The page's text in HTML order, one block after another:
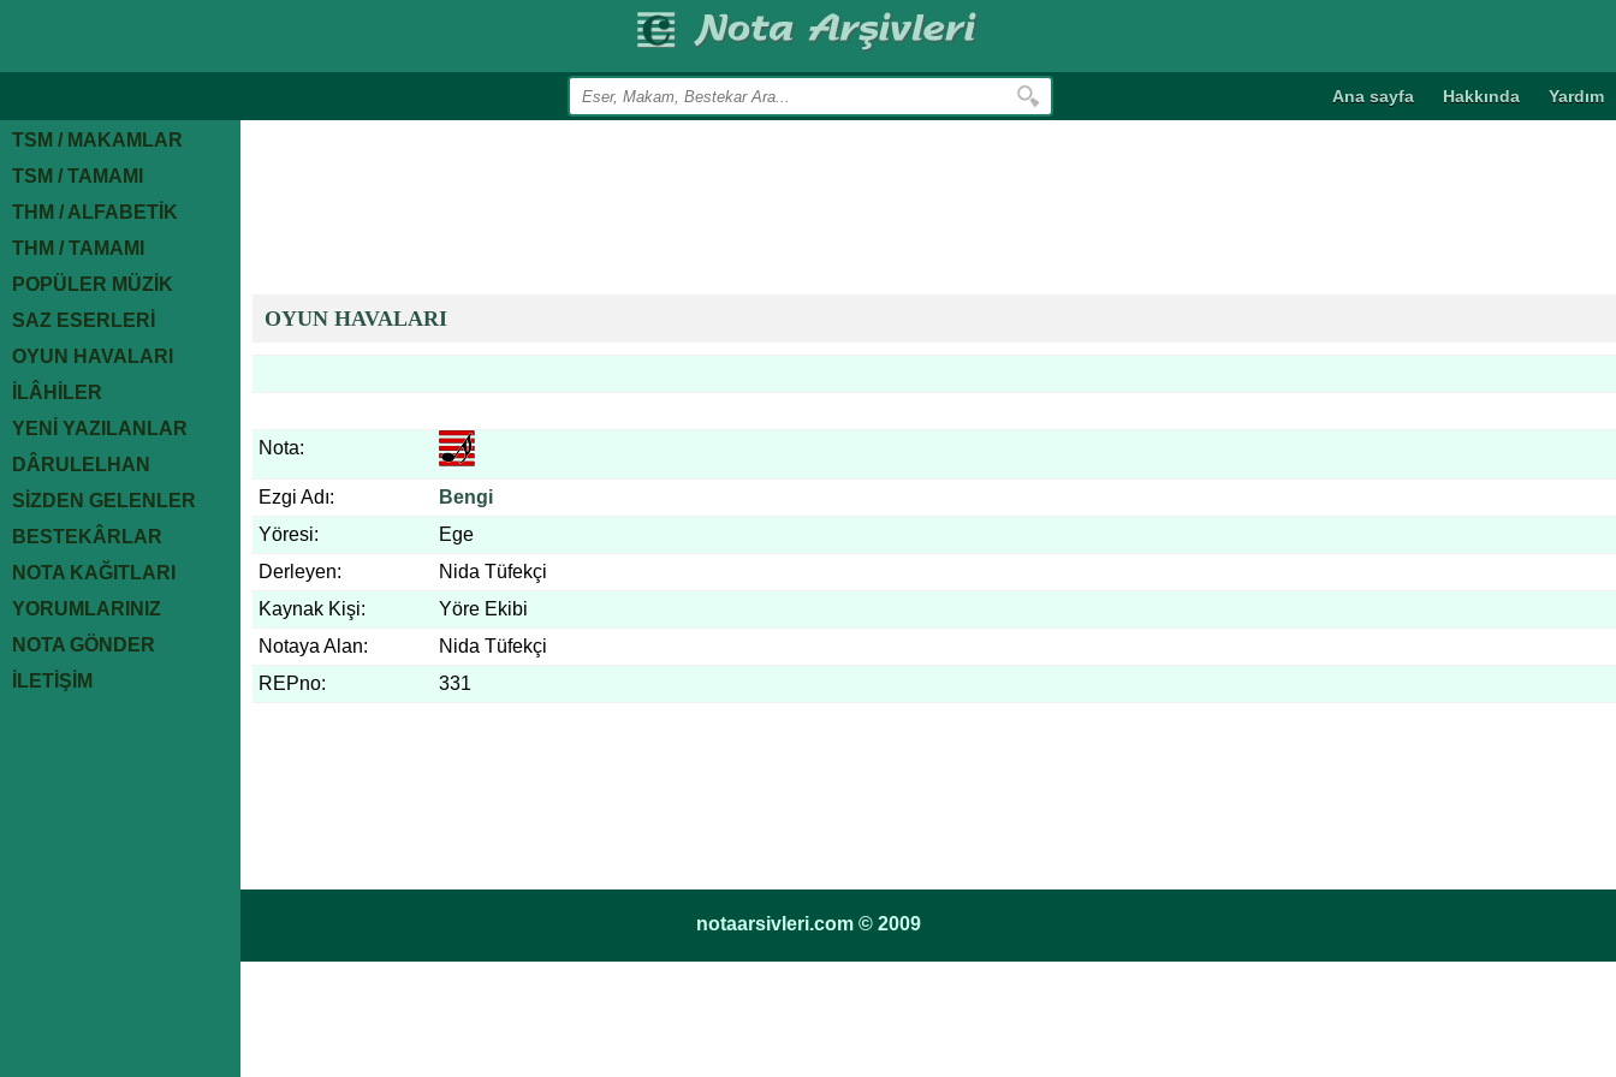
Ana sayfa Hakkında Yardım
TSM / MAKAMLAR
TSM / TAMAMI
THM / ALFABETİK
THM / TAMAMI
POPÜLER MÜZİK
SAZ ESERLERİ
OYUN HAVALARI
İLÂHİLER
YENİ YAZILANLAR
DÂRULELHAN
SİZDEN GELENLER
BESTEKÂRLAR
NOTA KAĞITLARI
YORUMLARINIZ
NOTA GÖNDER
İLETİŞİM
OYUN HAVALARI
Nota:
Ezgi Adı:
Bengi
Yöresi:
Ege
Derleyen:
Nida Tüfekçi
Kaynak Kişi:
Yöre Ekibi
Notaya Alan:
Nida Tüfekçi
REPno:
331
notaarsivleri.com © 2009